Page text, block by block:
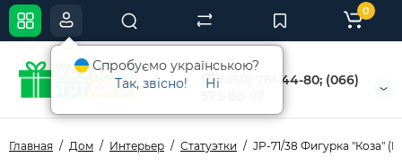
(050) 761-44-80; (066)
0
Главная Дом Интерьер Статуэтки JP-71/38 Фигурка "Коза"
Спробуємо українською?
Так, звісно!
Ні